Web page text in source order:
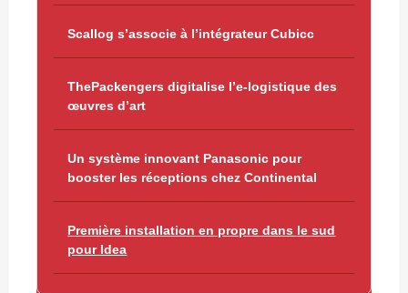
Scallog s’associe à l’intégrateur Cubicc
ThePackengers digitalise l’e-logistique des
œuvres d’art
Un système innovant Panasonic pour
booster les réceptions chez Continental
Première installation en propre dans le sud
pour Idea